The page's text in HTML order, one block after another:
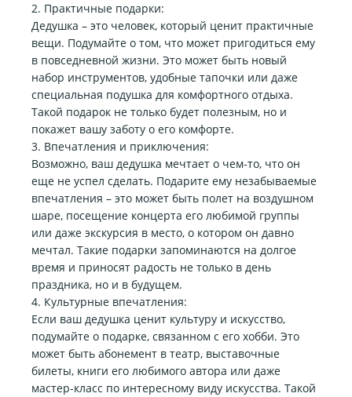
2. Практичные подарки:
Дедушка – это человек, который ценит практичные
вещи. Подумайте о том, что может пригодиться ему
в повседневной жизни. Это может быть новый
набор инструментов, удобные тапочки или даже
специальная подушка для комфортного отдыха.
Такой подарок не только будет полезным, но и
покажет вашу заботу о его комфорте.
3. Впечатления и приключения:
Возможно, ваш дедушка мечтает о чем-то, что он
еще не успел сделать. Подарите ему незабываемые
впечатления – это может быть полет на воздушном
шаре, посещение концерта его любимой группы
или даже экскурсия в место, о котором он давно
мечтал. Такие подарки запоминаются на долгое
время и приносят радость не только в день
праздника, но и в будущем.
4. Культурные впечатления:
Если ваш дедушка ценит культуру и искусство,
подумайте о подарке, связанном с его хобби. Это
может быть абонемент в театр, выставочные
билеты, книги его любимого автора или даже
мастер-класс по интересному виду искусства. Такой